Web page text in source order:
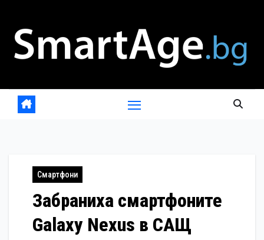
content
Смартфони
Забраниха смартфоните
Galaxy Nexus в САЩ